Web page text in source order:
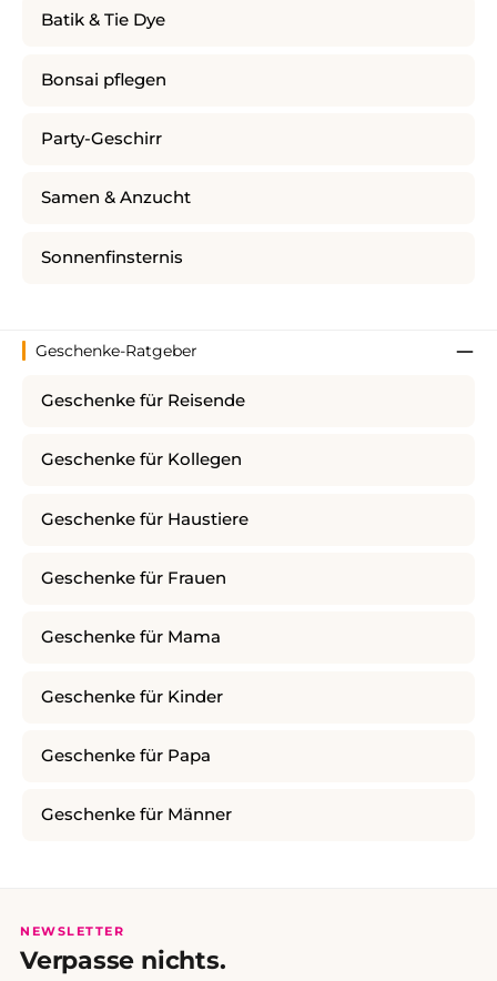
Batik & Tie Dye
Bonsai pflegen
Party-Geschirr
Samen & Anzucht
Sonnenfinsternis
Geschenke-Ratgeber
Geschenke für Reisende
Geschenke für Kollegen
Geschenke für Haustiere
Geschenke für Frauen
Geschenke für Mama
Geschenke für Kinder
Geschenke für Papa
Geschenke für Männer
NEWSLETTER
Verpasse nichts.